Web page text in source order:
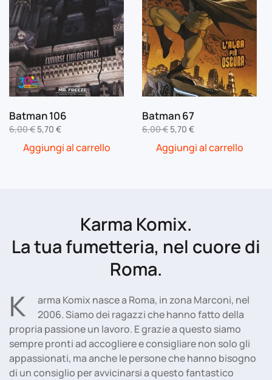
Batman 106
6,00€ Il
prezzo
originale
5,70 €Il
prezzo
attuale
Aggiungi al carrello
Batman 67
6,00€ Il
prezzo
originale
5,70 €Il
prezzo
attuale
Aggiungi al carrello
Karma Komix.
La tua fumetteria, nel cuore di
Roma.
K
arma Komix nasce a Roma, in zona Marconi, nel
2006. Siamo dei ragazzi che hanno fatto della
propria passione un lavoro. E grazie a questo siamo
sempre pronti ad accogliere e consigliare non solo gli
appassionati, ma anche le persone che hanno bisogno
di un consiglio per avvicinarsi a questo fantastico